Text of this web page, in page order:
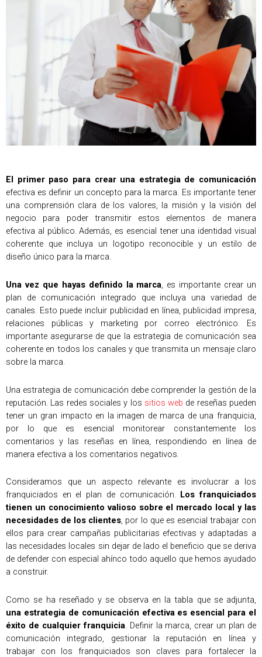
El primer paso para crear una estrategia de comunicación
efectiva es definir un concepto para la marca. Es importante tener
una comprensión clara de los valores, la misión y la visión del
negocio para poder transmitir estos elementos de manera
efectiva al público. Además, es esencial tener una identidad visual
coherente que incluya un logotipo reconocible y un estilo de
diseño único para la marca.
Una vez que hayas definido la marca, es importante crear un
plan de comunicación integrado que incluya una variedad de
canales. Esto puede incluir publicidad en línea, publicidad impresa,
relaciones públicas y marketing por correo electrónico. Es
importante asegurarse de que la estrategia de comunicación sea
coherente en todos los canales y que transmita un mensaje claro
sobre la marca.
Una estrategia de comunicación debe comprender la gestión de la
reputación. Las redes sociales y los sitios web de reseñas pueden
tener un gran impacto en la imagen de marca de una franquicia,
por lo que es esencial monitorear constantemente los
comentarios y las reseñas en línea, respondiendo en línea de
manera efectiva a los comentarios negativos.
Consideramos que un aspecto relevante es involucrar a los
franquiciados en el plan de comunicación. Los franquiciados
tienen un conocimiento valioso sobre el mercado local y las
necesidades de los clientes, por lo que es esencial trabajar con
ellos para crear campañas publicitarias efectivas y adaptadas a
las necesidades locales sin dejar de lado el beneficio que se deriva
de defender con especial ahínco todo aquello que hemos ayudado
a construir.
Como se ha reseñado y se observa en la tabla que se adjunta,
una estrategia de comunicación efectiva es esencial para el
éxito de cualquier franquicia . Definir la marca, crear un plan de
comunicación integrado, gestionar la reputación en línea y
trabajar con los franquiciados son claves para fortalecer la